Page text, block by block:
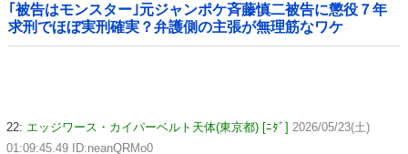
｢被告はモンスター｣元ジャンポケ斉藤慎二被告に懲役７年
求刑でほぼ実刑確実？弁護側の主張が無理筋なワケ
22: エッジワース・カイパーベルト天体(東京都) [ﾆﾀﾞ] 2026/05/23(土)
01:09:45.49 ID:neanQRMo0